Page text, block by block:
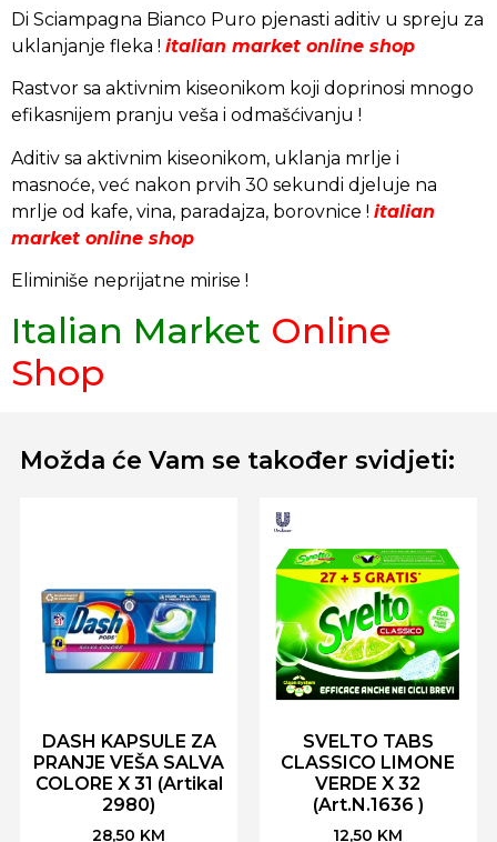
Di Sciampagna Bianco Puro pjenasti aditiv u spreju za
uklanjanje fleka ! italian market online shop
Rastvor sa aktivnim kiseonikom koji doprinosi mnogo
efikasnijem pranju veša i odmašćivanju !
Aditiv sa aktivnim kiseonikom, uklanja mrlje i
masnoće, već nakon prvih 30 sekundi djeluje na
mrlje od kafe, vina, paradajza, borovnice ! italian
market online shop
Eliminiše neprijatne mirise !
Italian Market Online
Shop
Možda će Vam se također svidjeti:
DASH KAPSULE ZA
PRANJE VEŠA SALVA
COLORE X 31 (Artikal
2980)
28,50 KM
SVELTO TABS
CLASSICO LIMONE
VERDE X 32
(Art.N.1636 )
12,50 KM